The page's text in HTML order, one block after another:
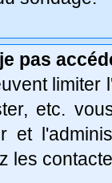
pas
limiter
etc.
et
les